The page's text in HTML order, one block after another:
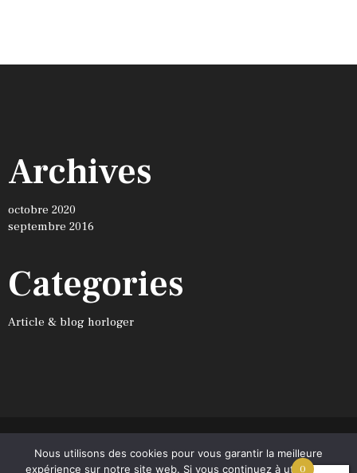
Archives
octobre 2020
septembre 2016
Categories
Article & blog horloger
Café Noir © 2026. Tous droits réservés. 0
Nous utilisons des cookies pour vous garantir la meilleure
expérience sur notre site web. Si vous continuez à utiliser ce